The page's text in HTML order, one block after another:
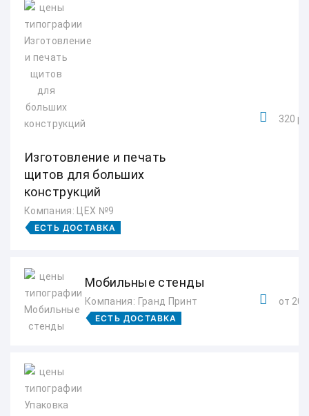
Изготовление и печать
щитов для больших
конструкций
Компания: ЦЕХ №9
ЕСТЬ ДОСТАВКА
320
Мобильные стенды
Компания: Гранд Принт
ЕСТЬ ДОСТАВКА
от